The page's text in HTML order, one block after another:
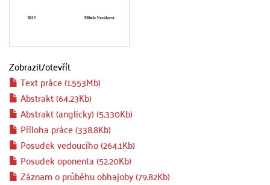
Zobrazit/otevřít
Text práce (1.553Mb)
Abstrakt (64.23Kb)
Abstrakt (anglicky) (5.330Kb)
Příloha práce (338.8Kb)
Posudek vedoucího (264.1Kb)
Posudek oponenta (52.20Kb)
Záznam o průběhu obhajoby (79.82Kb)